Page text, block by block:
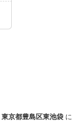
東京都豊島区東池袋 に